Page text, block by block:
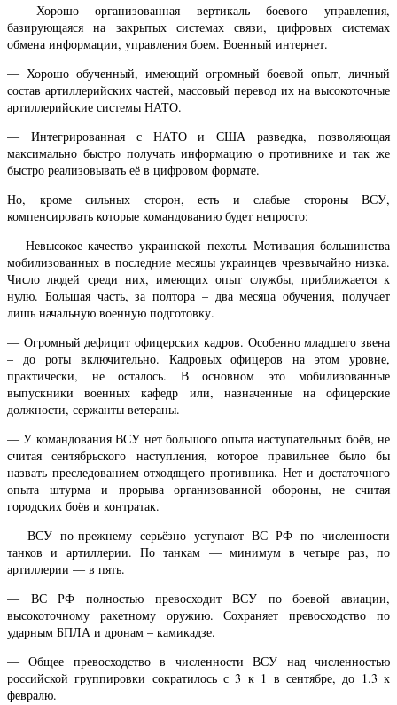
— Хорошо организованная вертикаль боевого управления,
базирующаяся на закрытых системах связи, цифровых системах
обмена информации, управления боем. Военный интернет.
— Хорошо обученный, имеющий огромный боевой опыт, личный
состав артиллерийских частей, массовый перевод их на высокоточные
артиллерийские системы НАТО.
— Интегрированная с НАТО и США разведка, позволяющая
максимально быстро получать информацию о противнике и так же
быстро реализовывать её в цифровом формате.
Но, кроме сильных сторон, есть и слабые стороны ВСУ,
компенсировать которые командованию будет непросто:
— Невысокое качество украинской пехоты. Мотивация большинства
мобилизованных в последние месяцы украинцев чрезвычайно низка.
Число людей среди них, имеющих опыт службы, приближается к
нулю. Большая часть, за полтора – два месяца обучения, получает
лишь начальную военную подготовку.
— Огромный дефицит офицерских кадров. Особенно младшего звена
– до роты включительно. Кадровых офицеров на этом уровне,
практически, не осталось. В основном это мобилизованные
выпускники военных кафедр или, назначенные на офицерские
должности, сержанты ветераны.
— У командования ВСУ нет большого опыта наступательных боёв, не
считая сентябрьского наступления, которое правильнее было бы
назвать преследованием отходящего противника. Нет и достаточного
опыта штурма и прорыва организованной обороны, не считая
городских боёв и контратак.
— ВСУ по-прежнему серьёзно уступают ВС РФ по численности
танков и артиллерии. По танкам — минимум в четыре раз, по
артиллерии — в пять.
— ВС РФ полностью превосходит ВСУ по боевой авиации,
высокоточному ракетному оружию. Сохраняет превосходство по
ударным БПЛА и дронам – камикадзе.
— Общее превосходство в численности ВСУ над численностью
российской группировки сократилось с 3 к 1 в сентябре, до 1.3 к
февралю.